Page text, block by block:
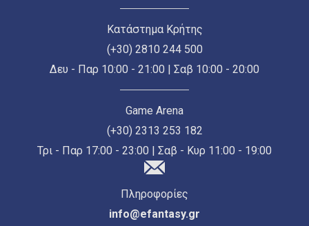
Κατάστημα Κρήτης
(+30) 2810 244 500
Δευ - Παρ 10:00 - 21:00 | Σαβ 10:00 - 20:00
Game Arena
(+30) 2313 253 182
Τρι - Παρ 17:00 - 23:00 | Σαβ - Κυρ 11:00 - 19:00
Πληροφορίες
info@efantasy.gr